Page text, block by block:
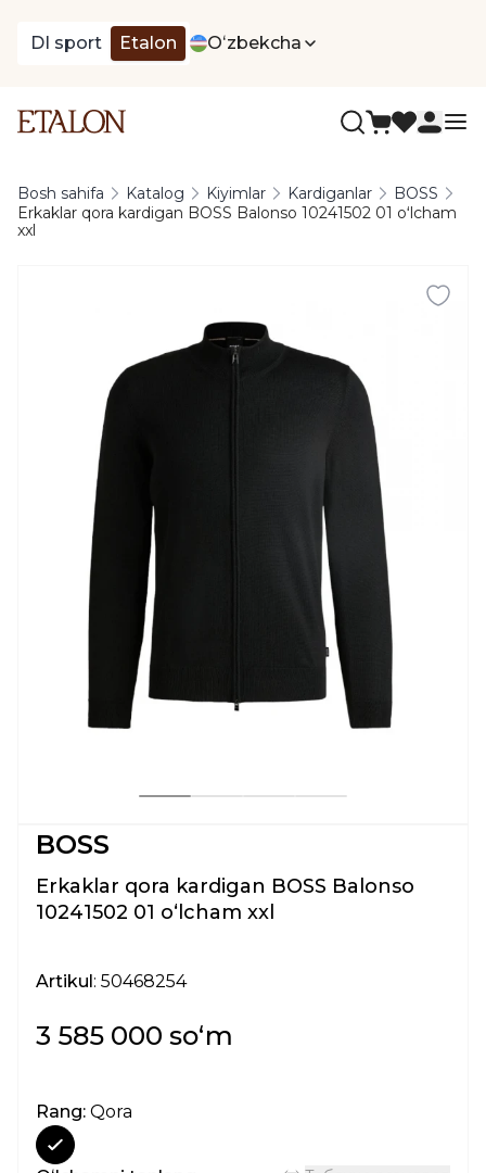
DI sport Etalon Oʻzbekcha
Bosh sahifa Katalog Kiyimlar Kardiganlar
BOSS
Erkaklar qora kardigan BOSS Balonso 10241502 01 oʻlcham
xxl
BOSS
Erkaklar qora kardigan BOSS Balonso
10241502 01 oʻlcham xxl
Artikul: 50468254
3 585 000 soʻm
Rang: Qora